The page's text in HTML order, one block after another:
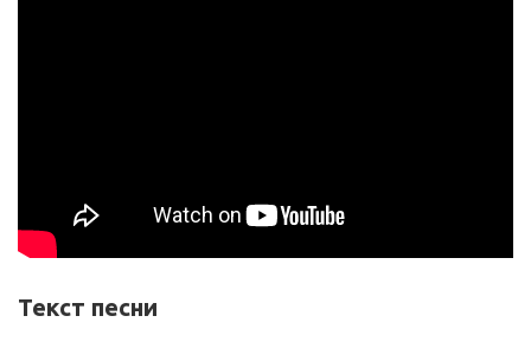
Текст песни